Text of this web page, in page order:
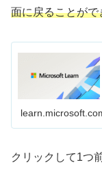
面に戻ることがで
クリックして1つ